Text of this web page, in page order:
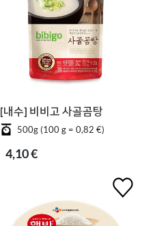
[내수] 비비고 사골곰탕
500g (100 g = 0,82 €)
4,10 €